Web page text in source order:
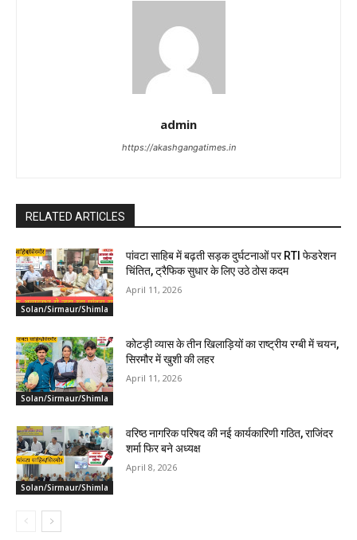
admin
https://akashgangatimes.in
RELATED ARTICLES
Solan/Sirmaur/Shimla
पांवटा साहिब में बढ़ती सड़क दुर्घटनाओं पर RTI फेडरेशन
चिंतित, ट्रैफिक सुधार के लिए उठे ठोस कदम
April 11, 2026
Solan/Sirmaur/Shimla
कोटड़ी व्यास के तीन खिलाड़ियों का राष्ट्रीय रग्बी में चयन,
सिरमौर में खुशी की लहर
April 11, 2026
Solan/Sirmaur/Shimla
वरिष्ठ नागरिक परिषद की नई कार्यकारिणी गठित, राजिंदर
शर्मा फिर बने अध्यक्ष
April 8, 2026